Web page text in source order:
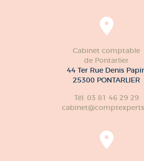
Cabinet comptable
de Pontarlier
44 Ter Rue Denis
25300 PONTARLIER
Tél. 03 81 46 29 29